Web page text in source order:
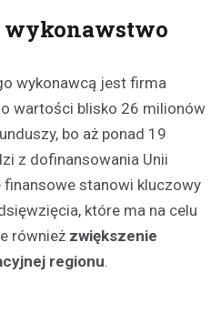
wykonawcą jest firma
wartości blisko 26 milionów
bo aż ponad 19
z dofinansowania Unii
finansowe stanowi kluczowy
które ma na celu
również zwiększenie
regionu.